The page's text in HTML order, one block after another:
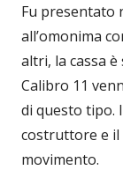
Fu presentato
all’omonima
altri, la cassa
Calibro 11
di questo tipo.
costruttore e il
movimento.